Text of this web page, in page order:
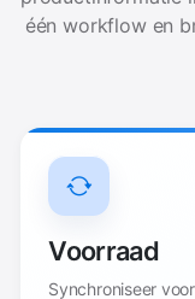
één workflow en
Voorraad
Synchroniseer